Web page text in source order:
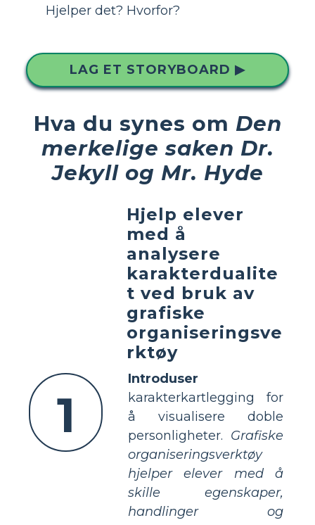
Hjelper det? Hvorfor?
LAG ET STORYBOARD ▶
Hva du synes om Den
merkelige saken Dr.
Jekyll og Mr. Hyde
1
Hjelp elever
med å
analysere
karakterdualite
t ved bruk av
grafiske
organiseringsve
rktøy
Introduser
karakterkartlegging for
å visualisere doble
personligheter. Grafiske
organiseringsverktøy
hjelper elever med å
skille egenskaper,
handlinger og